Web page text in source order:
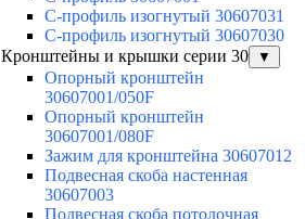
С-профиль изогнутый 30607031
С-профиль изогнутый 30607030
Кронштейны и крышки серии 30
▼
Опорный кронштейн
30607001/050F
Опорный кронштейн
30607001/080F
Зажим для кронштейна 30607012
Подвесная скоба настенная
30607003
Подвесная скоба потолочная